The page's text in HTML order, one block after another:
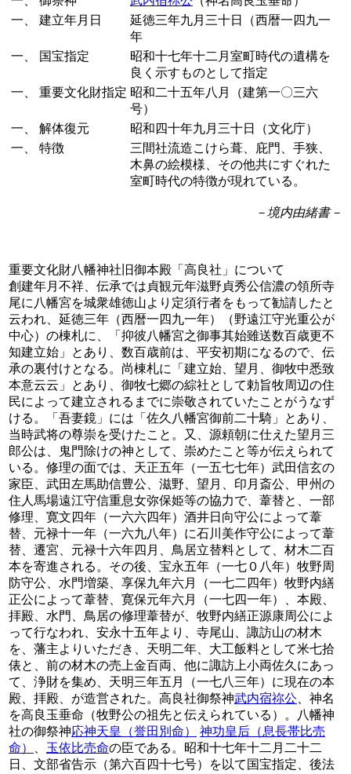
一、
建立年月日
延徳三年九月三十日（西暦一四九一
年
一、
国宝指定
昭和十七年十二月室町時代の遺構を
良く示すものとして指定
一、
重要文化財指定 昭和二十五年八月（建第一〇三六
号）
一、
解体復元
昭和四十年九月三十日（文化庁）
一、
特徴
三間社流造こけら葺、庇門、手狭、
木鼻の絵模様、その他共にすぐれた
室町時代の特徴が現れている。
－境内由緒書－
重要文化財八幡神社旧御本殿「高良社」について
創建年月不祥、伝承では貞観元年滋野貞秀公信濃の領所寺
尾に八幡宮を城衆雄徳山より定須行者をもって勧請したと
云われ、延徳三年（西暦一四九一年）（野遠江守光重公が
中心）の棟札に、「抑彼八幡宮之御事其始雖送数百歳更不
知建立始」とあり、数百歳前は、平安初期になるので、伝
承の裏付けとなる。尚棟札に「建立始、望月、御牧中悉致
本意云云」とあり、御牧七郷の綜社として勅旨牧周辺の住
民によって建立されるまでに崇敬されていたことがうなず
ける。「吾妻鏡」には「佐久八幡宮御前二十騎」とあり、
当時武将の尊崇を受けたこと。又、源頼朝に仕えた望月三
郎公は、鬼門除けの神として、崇めたこと等が伝えられて
いる。修理の面では、天正五年（一五七七年）武田信玄の
家臣、武田左馬助信豊公、滋野、望月、印月斎公、甲州の
住人馬場遠江守信重息女弥保姫等の協力で、葦替と、一部
修理、寛文四年（一六六四年）酒井日向守公によって葦
替、元禄十一年（一六九八年）に石川美作守公によって葦
替、遷宮、元禄十六年四月、鳥居立替料として、材木二百
本を寄進される。その後、宝永五年（一七０八年）牧野周
防守公、水門増築、享保九年六月（一七二四年）牧野内繕
正公によって葦替、寛保元年六月（一七四一年）、本殿、
拝殿、水門、鳥居の修理葦替が、牧野内繕正源康周公によ
って行なわれ、安永十五年より、寺尾山、諏訪山の材木
を、藩主よりいただき、天明二年、大工飯料として米七拾
俵と、前の材木の売上金百両、他に諏訪上小両佐久にあっ
て、浄財を集め、天明三年五月（一七八三年）に現在の本
殿、拝殿、が造営された。高良社御祭神武内宿祢公 、神名
を高良玉垂命（牧野公の祖先と伝えられている）。八幡神
社の御祭神応神天皇（誉田別命）
神功皇后（息長帯比売
命）
玉依比売命の臣である。昭和十七年十二月二十二
日、文部省告示（第六百四十七号）を以て国宝指定、後法